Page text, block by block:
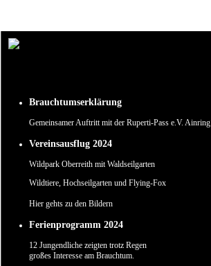
Brauchtumserklärung
Gemeinsamer Auftritt mit der Ruperti-Pass e.V. Ainring
Vereinsausflug 2024
Wildpark Oberreith mit Waldseilgarten
Wildtiere, Hochseilgarten und Flying-Fox
Hier gehts zu den Bildern
Ferienprogramm 2024
12 Jungendliche zeigten trotz Regen
großes Interesse am Brauchtum.